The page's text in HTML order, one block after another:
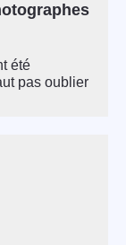
été
pas oublier